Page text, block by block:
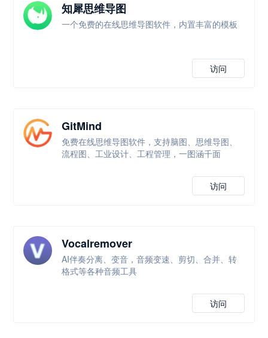
知犀思维导图
一个免费的在线思维导图软件，内置丰富的模板
访问
GitMind
免费在线思维导图软件，支持脑图、思维导图、
流程图、工业设计、工程管理，一图涵千面
访问
Vocalremover
AI伴奏分离、变音，音频变速、剪切、合并、转
格式等各种音频工具
访问